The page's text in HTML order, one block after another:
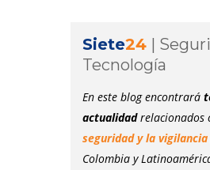
Siete24 |
Tecnología
En este blog encontrará
actualidadrelacionados
seguridad y la
Colombia y